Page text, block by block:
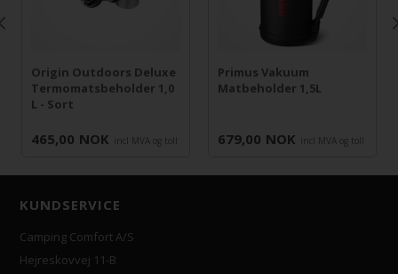
Origin Outdoors Deluxe
Termomatsbeholder 1,0
L - Sort
465,00 NOK incl MVA og toll
Primus Vakuum
Matbeholder 1,5L
679,00 NOK incl MVA og toll
KUNDSERVICE
Camping Comfort A/S
Hejreskovvej 11-B